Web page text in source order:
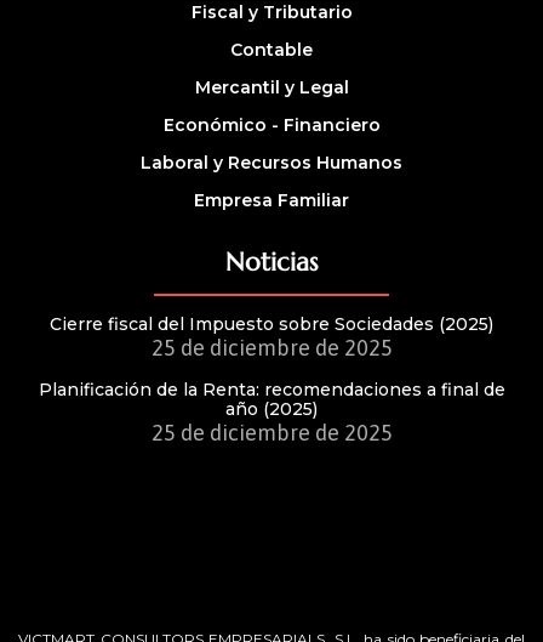
Fiscal y Tributario
Contable
Mercantil y Legal
Económico - Financiero
Laboral y Recursos Humanos
Empresa Familiar
Noticias
Cierre fiscal del Impuesto sobre Sociedades (2025)
25 de diciembre de 2025
Planificación de la Renta: recomendaciones a final de
año (2025)
25 de diciembre de 2025